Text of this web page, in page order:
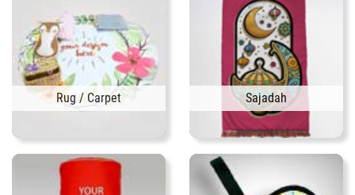
Rug / Carpet Sajadah